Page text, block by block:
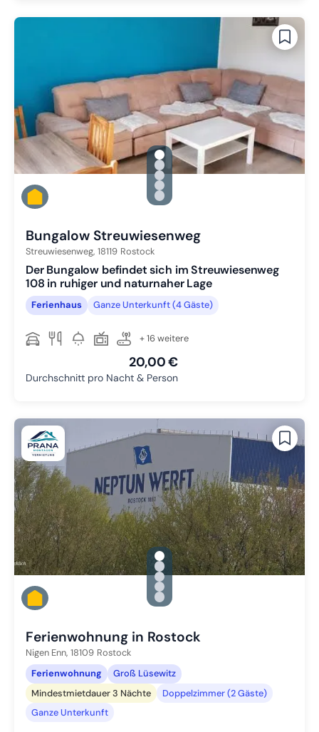
gallery.slide_selector
Zu Slide 1 wechseln
Zu Slide 2 wechseln
Zu Slide 3 wechseln
Zu Slide 4 wechseln
Zu Slide 5 wechseln
Bungalow Streuwiesenweg
Streuwiesenweg, 18119 Rostock
Der Bungalow befindet sich im Streuwiesenweg
108 in ruhiger und naturnaher Lage
Ferienhaus Ganze Unterkunft (4 Gäste)
+ 16 weitere
20,00 €
Durchschnitt pro Nacht & Person
gallery.slide_selector
Zu Slide 1 wechseln
Zu Slide 2 wechseln
Zu Slide 3 wechseln
Zu Slide 4 wechseln
Zu Slide 5 wechseln
Ferienwohnung in Rostock
Nigen Enn, 18109 Rostock
Ferienwohnung
Groß Lüsewitz
Mindestmietdauer 3 Nächte
Doppelzimmer (2 Gäste)
Ganze Unterkunft